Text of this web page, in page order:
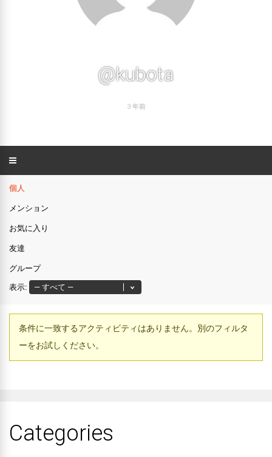
@kubota
3 年前
個人
メンション
お気に入り
友達
グループ
表示:
条件に一致するアクティビティはありません。別のフィルタ
ーをお試しください。
Categories